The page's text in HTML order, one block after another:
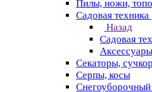
Пилы, ножи,
Садовая техника
Назад
Садовая
Секаторы,
Серпы, косы